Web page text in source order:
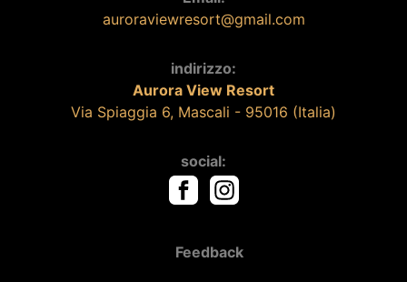
auroraviewresort@gmail.com
indirizzo:
Aurora View Resort
Via Spiaggia 6, Mascali - 95016 (Italia)
social:
Feedback